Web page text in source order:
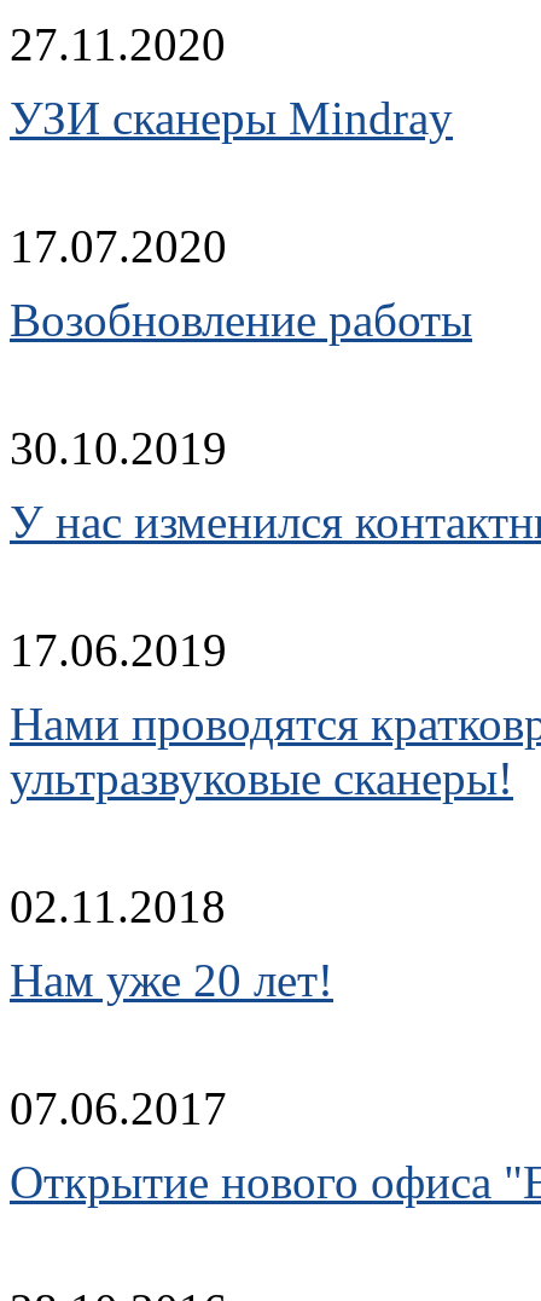
27.11.2020
УЗИ сканеры Mindray
17.07.2020
Возобновление работы
30.10.2019
У нас изменился
17.06.2019
Нами проводятся
ультразвуковые сканеры!
02.11.2018
Нам уже 20 лет!
07.06.2017
Открытие нового офиса